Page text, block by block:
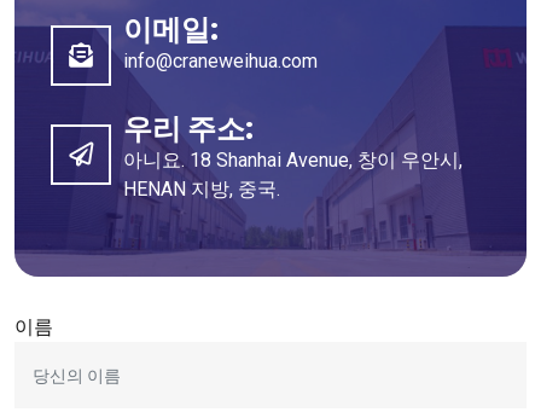
이메일:
info@craneweihua.com
우리 주소:
아니요. 18 Shanhai Avenue, 창이 우안시,
HENAN 지방, 중국.
이름